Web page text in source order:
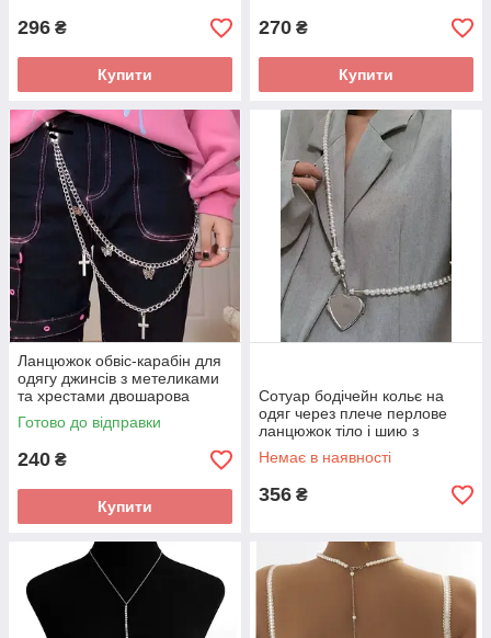
296 ₴
Купити
270 ₴
Купити
Ланцюжок обвіс-карабін для
одягу джинсів з метеликами
та хрестами двошарова
прикраса для сумки рюкзака
Готово до відправки
240 ₴
Купити
Сотуар бодічейн кольє на
одяг через плече перлове
ланцюжок тіло і шию з
серцем Fashion Jewerly
Немає в наявності
356 ₴